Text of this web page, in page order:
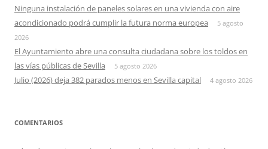
Ninguna instalación de paneles solares en una vivienda con aire
acondicionado podrá cumplir la futura norma europea
5 agosto
2026
El Ayuntamiento abre una consulta ciudadana sobre los toldos en
las vías públicas de Sevilla
5 agosto 2026
Julio (2026) deja 382 parados menos en Sevilla capital 4 agosto 2026
COMENTARIOS